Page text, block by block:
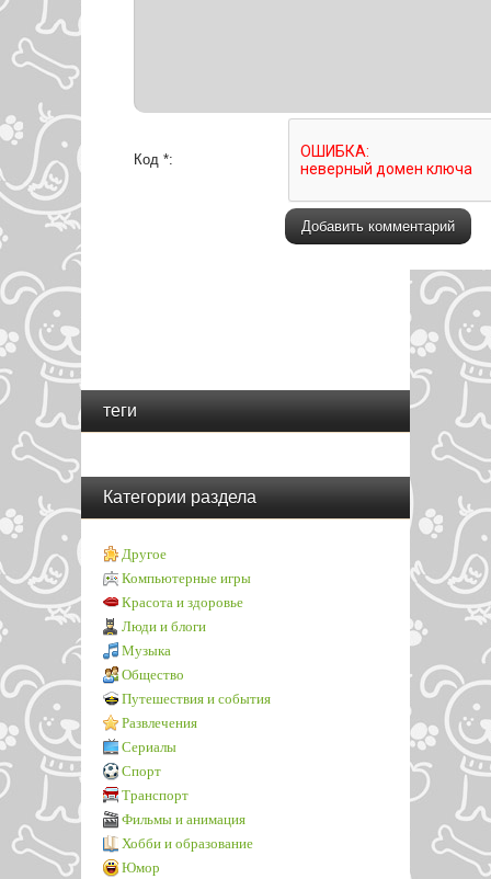
Код *:
теги
Категории раздела
Другое
Компьютерные игры
Красота и здоровье
Люди и блоги
Музыка
Общество
Путешествия и события
Развлечения
Сериалы
Спорт
Транспорт
Фильмы и анимация
Хобби и образование
Юмор